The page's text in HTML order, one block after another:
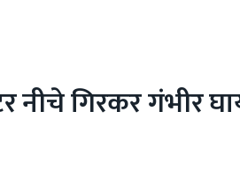
नीचे गिरकर गंभीर